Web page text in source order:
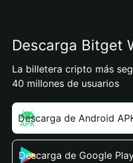
Descarga Bitget
La billetera cripto más
40 millones de usuarios
Descarga de Android
Descarga de Google